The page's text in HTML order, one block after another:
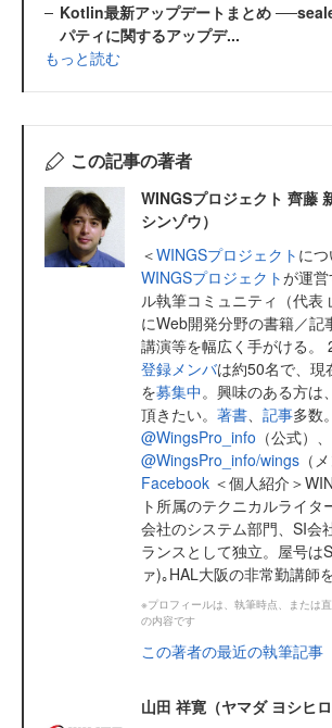
Kotlin最新アップデートまとめ
パティに関するアップデ...
もっと読む
この記事の著者
WINGSプロジェクト 齊藤
シンゾウ）
＜WINGSプロジェクト に
WINGSプロジェクトが運
ル執筆コミュニティ（代表
にWeb開発分野の書籍／記
講演等を幅広く手がける。
登録メンバは約50名で、現
を募集中。興味のある方は
頂きたい。 著書、 記事多数。
@WingsPro_info （公式）、
@WingsPro_info/wings （
Facebook ＜個人紹介＞
ト所属のテクニカルライタ
会社のシステム部門、SI会
ランスとして独立。屋号は
ァ)｡HAL大阪の非常勤講師
※プロフィールは、執筆時点、または
の内容です
この著者の最近の執筆記事
山田 祥寛（ヤマダ ヨシヒロ